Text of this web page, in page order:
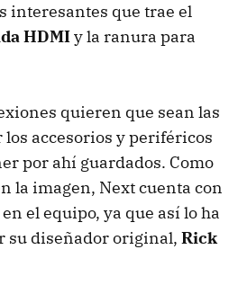
interesantes que trae el
HDMIy la ranura para
quieren que sean las
accesorios y periféricos
por ahí guardados. Como
la imagen, Next cuenta con
el equipo, ya que así lo ha
su diseñador original, Rick